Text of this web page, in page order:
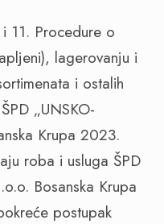
11. Procedure o
lagerovanju i
i ostalih
„UNSKO-
Krupa 2023.
roba i usluga ŠPD
Bosanska Krupa
postupak